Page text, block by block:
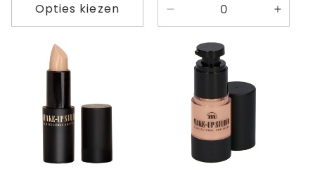
Opties kiezen
verlagen
Aantal